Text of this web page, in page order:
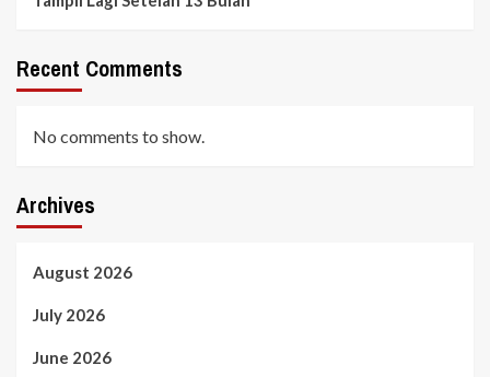
Recent Comments
No comments to show.
Archives
August 2026
July 2026
June 2026